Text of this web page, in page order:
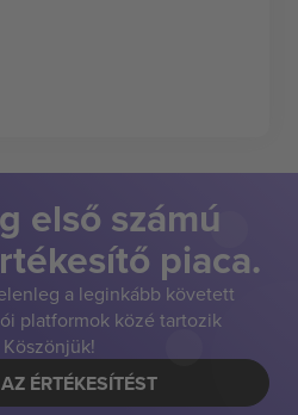
első számú
piaca.
a leginkább követett
platformok közé tartozik
ÉRTÉKESÍTÉST